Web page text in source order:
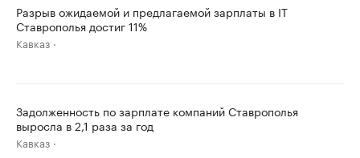
Разрыв ожидаемой и предлагаемой зарплаты в IT
Ставрополья достиг 11%
Кавказ
Задолженность по зарплате компаний Ставрополья
выросла в 2,1 раза за год
Кавказ